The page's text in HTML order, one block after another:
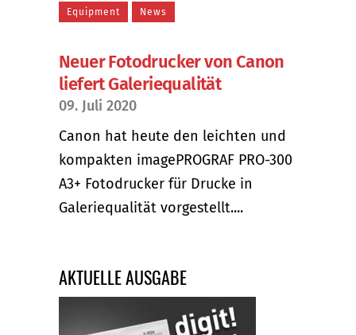
Equipment News
Neuer Fotodrucker von Canon
liefert Galeriequalität
09. Juli 2020
Canon hat heute den leichten und
kompakten imagePROGRAF PRO-300
A3+ Fotodrucker für Drucke in
Galeriequalität vorgestellt....
AKTUELLE AUSGABE